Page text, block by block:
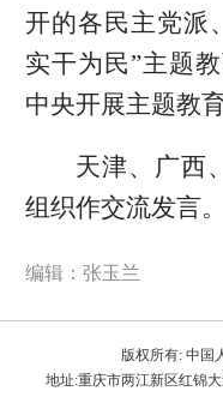
开的各民主党派
实干为民”主题
中央开展主题教
天津、广西
组织作交流发言
编辑：张玉兰
版权所有: 中国
地址:重庆市两江新区红锦